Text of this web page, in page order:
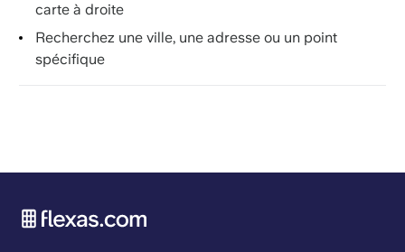
carte à droite
Recherchez une ville, une adresse ou un point
spécifique